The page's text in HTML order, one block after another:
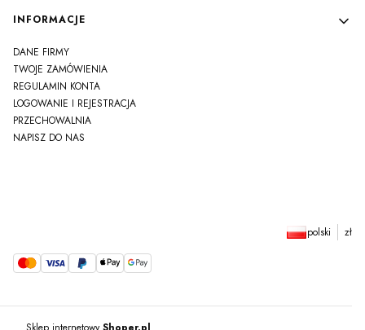
INFORMACJE
DANE FIRMY
TWOJE ZAMÓWIENIA
REGULAMIN KONTA
LOGOWANIE I REJESTRACJA
PRZECHOWALNIA
NAPISZ DO NAS
polski zł